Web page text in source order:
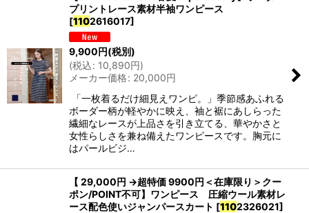
プリントレース素材半袖ワンピース
[1102616017]
9,900円(税別)
(税込: 10,890円)
メーカー価格: 20,000円
「一枚着るだけ細見えワンピ。」季節感あふれる
ボーダー柄が軽やかに映え、袖と裾にあしらった
繊細なレースが上品さを引き立てる、華やかさと
女性らしさを兼ね備えたワンピースです。胸元に
はパールビジ…
【 29,000円 →超特価 9900円＜在庫限り＞クー
ポン/POINT不可】ワンピース 圧縮ウール素材レ
ース配色使いジャンパースカート [1102326021]